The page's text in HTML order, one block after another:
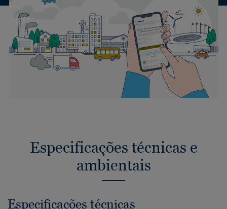
Especificações técnicas e
ambientais
Especificações técnicas